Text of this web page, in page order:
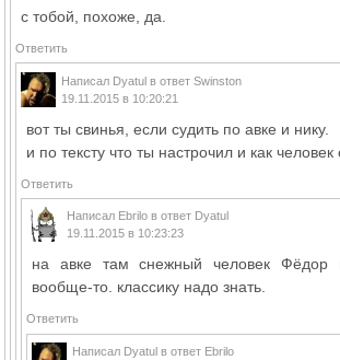
с тобой, похоже, да.
Ответить
Написал Dyatul в ответ Swinston
19.11.2015 в 10:20:21
вот ты свинья, если судить по авке и нику.
и по тексту что ты настрочил и как человек
Ответить
Написал Ebrilo в ответ Dyatul
19.11.2015 в 10:23:23
на авке там снежный человек Фёдор
вообще-то. классику надо знать.
Ответить
Написал Dyatul в ответ Ebrilo